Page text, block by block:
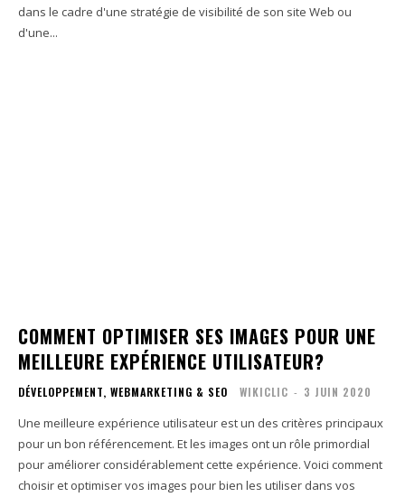
dans le cadre d'une stratégie de visibilité de son site Web ou
d'une...
COMMENT OPTIMISER SES IMAGES POUR UNE
MEILLEURE EXPÉRIENCE UTILISATEUR?
DÉVELOPPEMENT, WEBMARKETING & SEO WIKICLIC - 3 JUIN 2020
Une meilleure expérience utilisateur est un des critères principaux
pour un bon référencement. Et les images ont un rôle primordial
pour améliorer considérablement cette expérience. Voici comment
choisir et optimiser vos images pour bien les utiliser dans vos